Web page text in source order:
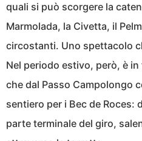
quali si può scorgere la
Marmolada, la Civetta, il
circostanti. Uno spettacolo
Nel periodo estivo, però, è
che dal Passo Campolongo
sentiero per i Bec de Roces:
parte terminale del giro,